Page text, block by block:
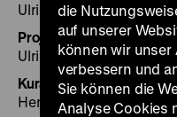
Ulrike Kretzschmar
Projektleitung
Ulrike Kretzschmar
Kuratorin
Herlinde Koelbl
die
auf unserer
können wir
verbessern und
Sie können die
Analyse Cookies